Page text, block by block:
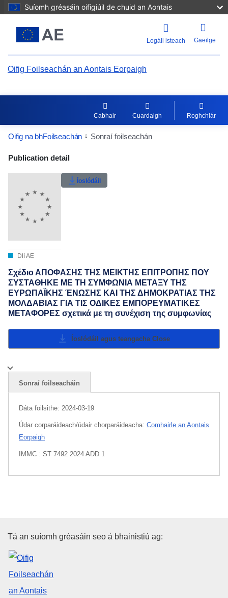
Suíomh gréasáin oifigiúil de chuid an Aontais
Logáil isteach Gaeilge
Oifig Foilseachán an Aontais Eorpaigh
Cabhair Cuardaigh Roghchlár
Oifig na bhFoilseachán Sonraí foilseachán
Publication Detail Actions Portlet
Rátáil úsáideoirí
Publication detail
Dlí AE
Íoslódáil
Σχέδιο ΑΠΟΦΑΣΗΣ ΤΗΣ ΜΕΙΚΤΗΣ ΕΠΙΤΡΟΠΗΣ ΠΟΥ
ΣΥΣΤΑΘΗΚΕ ΜΕ ΤΗ ΣΥΜΦΩΝΙΑ ΜΕΤΑΞΥ ΤΗΣ
ΕΥΡΩΠΑΪΚΗΣ ΈΝΩΣΗΣ ΚΑΙ ΤΗΣ ΔΗΜΟΚΡΑΤΙΑΣ ΤΗΣ
ΜΟΛΔΑΒΙΑΣ ΓΙΑ ΤΙΣ ΟΔΙΚΕΣ ΕΜΠΟΡΕΥΜΑΤΙΚΕΣ
ΜΕΤΑΦΟΡΕΣ σχετικά με τη συνέχιση της συμφωνίας
Íoslódáil agus teangacha Close
Sonraí foilseacháin
Dáta foilsithe: 2024-03-19
Údar corparáideach/údair chorparáideacha: Comhairle an Aontais
Eorpaigh
IMMC : ST 7492 2024 ADD 1
Oifig Foilseachán an Aontais
Tá an suíomh gréasáin seo á bhainistiú ag: